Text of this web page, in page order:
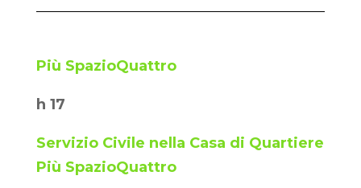
Più SpazioQuattro
h 17
Servizio Civile nella Casa di Quartiere
Più SpazioQuattro